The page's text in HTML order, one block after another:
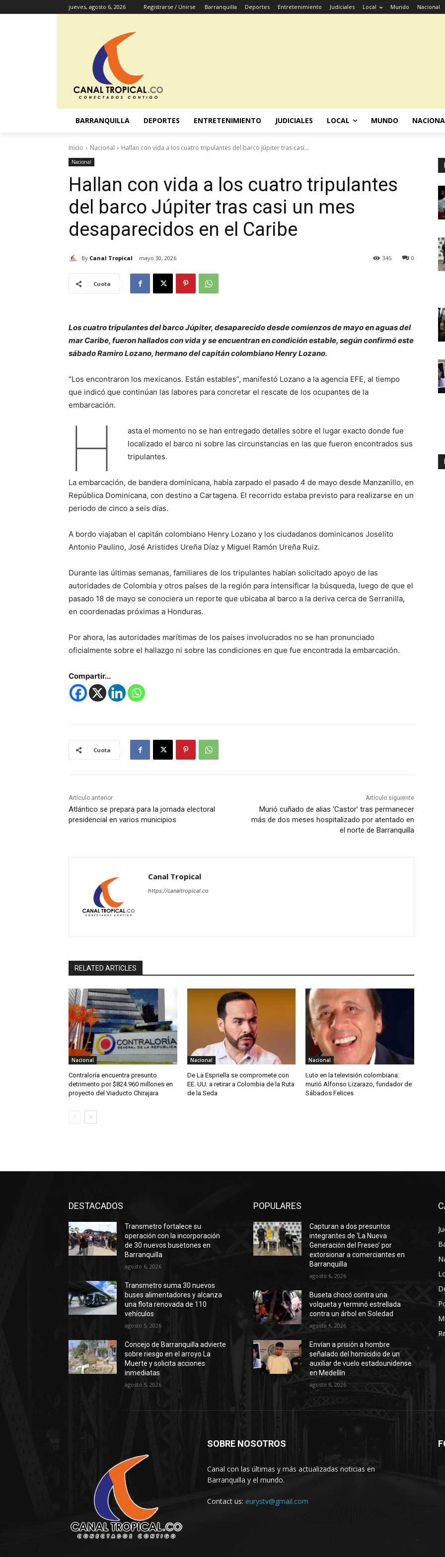
jueves, agosto 6, 2026 Registrarse / Unirse Barranquilla Deportes Entretenimiento Judiciales Local Mundo Nacional
BARRANQUILLA DEPORTES ENTRETENIMIENTO JUDICIALES LOCAL MUNDO
Inicio Nacional Hallan con vida a los cuatro tripulantes del barco Júpiter tras casi...
Nacional
Hallan con vida a los cuatro tripulantes
del barco Júpiter tras casi un mes
desaparecidos en el Caribe
By Canal Tropical mayo 30, 2026 0
345
Cuota
Los cuatro tripulantes del barco Júpiter, desaparecido desde comienzos de mayo en aguas del
mar Caribe, fueron hallados con vida y se encuentran en condición estable, según confirmó este
sábado Ramiro Lozano, hermano del capitán colombiano Henry Lozano.
“Los encontraron los mexicanos. Están estables”, manifestó Lozano a la agencia EFE, al tiempo
que indicó que continúan las labores para concretar el rescate de los ocupantes de la
embarcación.
H
asta el momento no se han entregado detalles sobre el lugar exacto donde fue
localizado el barco ni sobre las circunstancias en las que fueron encontrados sus
tripulantes.
La embarcación, de bandera dominicana, había zarpado el pasado 4 de mayo desde Manzanillo, en
República Dominicana, con destino a Cartagena. El recorrido estaba previsto para realizarse en un
periodo de cinco a seis días.
A bordo viajaban el capitán colombiano Henry Lozano y los ciudadanos dominicanos Joselito
Antonio Paulino, José Aristides Ureña Díaz y Miguel Ramón Ureña Ruiz.
Durante las últimas semanas, familiares de los tripulantes habían solicitado apoyo de las
autoridades de Colombia y otros países de la región para intensificar la búsqueda, luego de que el
pasado 18 de mayo se conociera un reporte que ubicaba al barco a la deriva cerca de Serranilla,
en coordenadas próximas a Honduras.
Por ahora, las autoridades marítimas de los países involucrados no se han pronunciado
oficialmente sobre el hallazgo ni sobre las condiciones en que fue encontrada la embarcación.
Compartir...
Cuota
Artículo anterior
Atlántico se prepara para la jornada electoral
presidencial en varios municipios
Artículo siguiente
Murió cuñado de alias ‘Castor’ tras permanecer
más de dos meses hospitalizado por atentado en
el norte de Barranquilla
Canal Tropical
https://canaltropical.co
RELATED ARTICLES
Nacional
Contraloría encuentra presunto
detrimento por $824.960 millones en
proyecto del Viaducto Chirajara
Nacional
De La Espriella se compromete con
EE. UU. a retirar a Colombia de la Ruta
de la Seda
Nacional
Luto en la televisión colombiana:
murió Alfonso Lizarazo, fundador de
Sábados Felices
DESTACADOS
Transmetro fortalece su
operación con la incorporación
de 30 nuevos busetones en
Barranquilla
agosto 6, 2026
Transmetro suma 30 nuevos
buses alimentadores y alcanza
una flota renovada de 110
vehículos
agosto 5, 2026
Concejo de Barranquilla advierte
sobre riesgo en el arroyo La
Muerte y solicita acciones
inmediatas
agosto 5, 2026
POPULARES
Capturan a dos presuntos
integrantes de ‘La Nueva
Generación del Freseo’ por
extorsionar a comerciantes en
Barranquilla
agosto 6, 2026
Buseta chocó contra una
volqueta y terminó estrellada
contra un árbol en Soledad
agosto 6, 2026
Envían a prisión a hombre
señalado del homicidio de un
auxiliar de vuelo estadounidense
en Medellín
agosto 6, 2026
SOBRE NOSOTROS
Canal con las últimas y más actualizadas noticias en
Barranquilla y el mundo.
Contact us: eurystv@gmail.com